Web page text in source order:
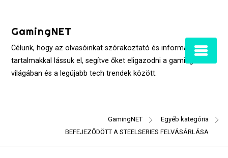
contentGamingNET
Célunk, hogy az olvasóinkat szórakoztató és informatív
tartalmakkal lássuk el, segítve őket eligazodni a gaming
világában és a legújabb tech trendek között.
GamingNET
Egyéb kategória
BEFEJEZŐDÖTT A STEELSERIES FELVÁSÁRLÁSA